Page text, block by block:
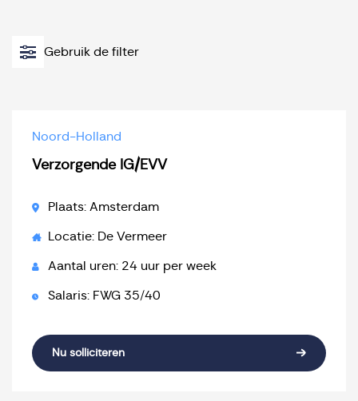
Gebruik de filter
Noord-Holland
Verzorgende IG/EVV
Plaats: Amsterdam
Locatie: De Vermeer
Aantal uren: 24 uur per week
Salaris: FWG 35/40
Nu solliciteren